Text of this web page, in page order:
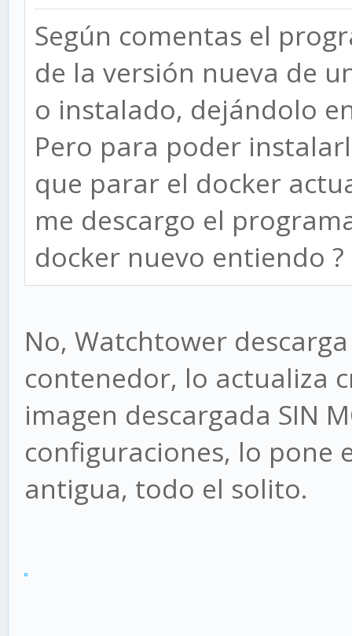
Según comentas el
de la versión nueva de
o instalado, dejándolo
Pero para poder
que parar el docker
me descargo el
docker nuevo entiendo ?
No, Watchtower
contenedor, lo actualiza
imagen descargada SIN
configuraciones, lo pone
antigua, todo el solito.